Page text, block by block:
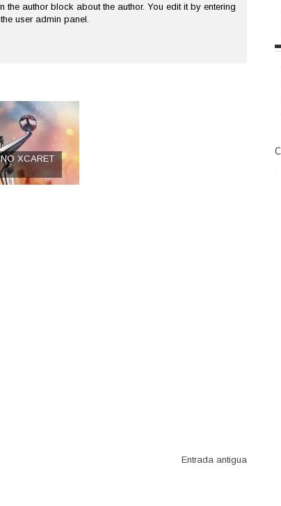
the author block about the author. You edit it by entering
user admin panel.
XCARET
Entrada antigua